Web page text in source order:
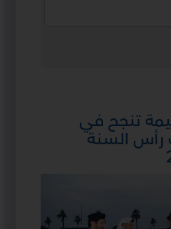
تنجح في
رأس السنة